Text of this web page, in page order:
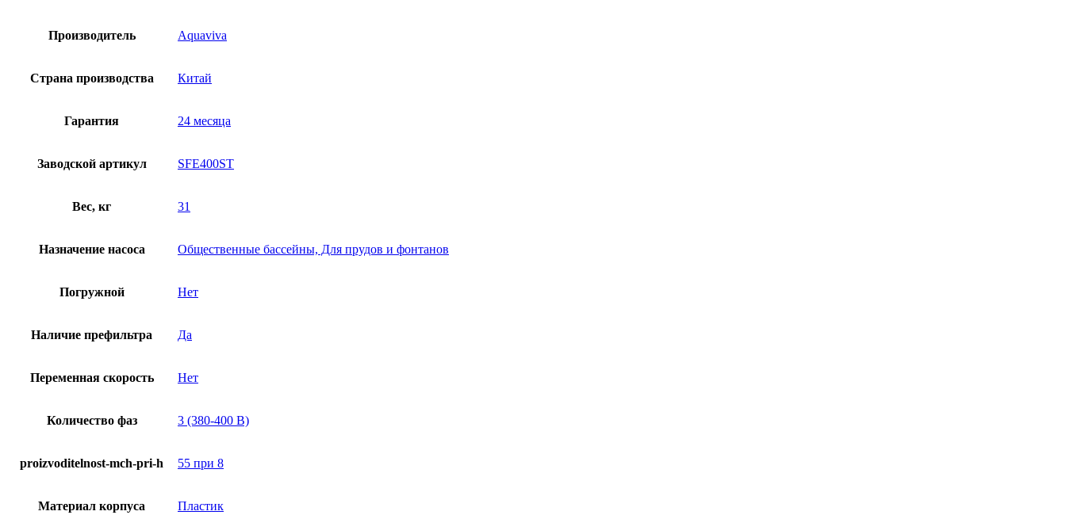
Производитель Aquaviva
Страна производства Китай
Гарантия 24 месяца
Заводской артикул SFE400ST
Вес, кг 31
Назначение насоса Общественные бассейны, Для прудов и фонтанов
Погружной Нет
Наличие префильтра Да
Переменная скорость Нет
Количество фаз 3 (380-400 В)
proizvoditelnost-mch-pri-h 55 при 8
Материал корпуса Пластик